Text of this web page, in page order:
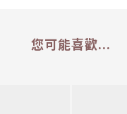
您可能喜歡...